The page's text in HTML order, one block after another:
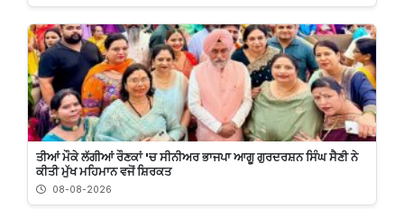
ਤੀਆਂ ਮੌਕੇ ਲੱਗੀਆਂ ਰੌਣਕਾਂ 'ਚ ਸੀਨੀਅਰ ਭਾਜਪਾ ਆਗੂ ਗੁਰਦਰਸ਼ਨ ਸਿੰਘ ਸੈਣੀ ਨੇ
ਕੀਤੀ ਮੁੱਖ ਮਹਿਮਾਨ ਵਜੋਂ ਸ਼ਿਰਕਤ
08-08-2026